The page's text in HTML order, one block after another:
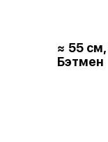
≈ 55
Бэтмен